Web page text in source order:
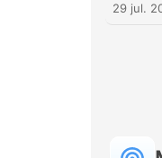
29 jul.